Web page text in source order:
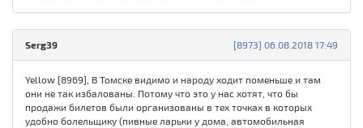
[8973] 06.08.2018 17:49
Serg39
Yellow [8969], В Томске видимо и народу ходит поменьше и там
они не так избалованы. Потому что это у нас хотят, что бы
продажи билетов были организованы в тех точках в которых
удобно болельщику (пивные ларьки у дома, автомобильная